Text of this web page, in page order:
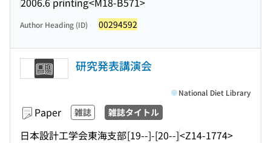
Author Heading (ID) 00294592
研究発表講演会
Paper 雑誌 雑誌タイトル
日本設計工学会東海支部[19--]-[20--]<Z14-1774>
National Diet Library